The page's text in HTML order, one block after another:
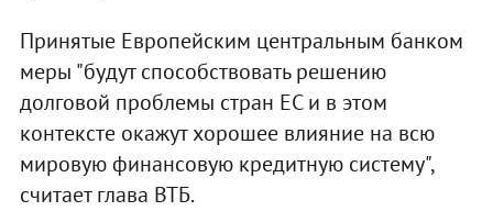
Принятые Европейским центральным банком
меры "будут способствовать решению
долговой проблемы стран ЕС и в этом
контексте окажут хорошее влияние на всю
мировую финансовую кредитную систему",
считает глава ВТБ.